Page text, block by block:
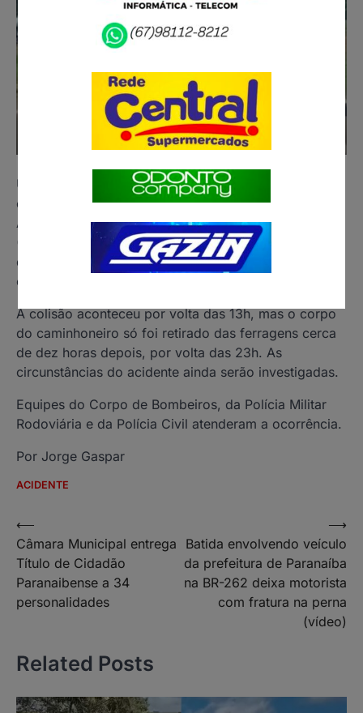
Um caminhoneiro morreu após uma carreta
carregada com bebidas capotar na MS-377, entre
Água Clara e Inocência, na tarde desta terça-feira
(30). No mesmo acidente, o motorista de um carro
de passeio sofreu ferimentos graves e foi
encaminhado para atendimento médico.
A colisão aconteceu por volta das 13h, mas o corpo
do caminhoneiro só foi retirado das ferragens cerca
de dez horas depois, por volta das 23h. As
circunstâncias do acidente ainda serão investigadas.
Equipes do Corpo de Bombeiros, da Polícia Militar
Rodoviária e da Polícia Civil atenderam a ocorrência.
Por Jorge Gaspar
ACIDENTE
Navegação
de
Post
⟵
Câmara Municipal entrega
Título de Cidadão
Paranaibense a 34
personalidades
Batida envolvendo veículo
da prefeitura de Paranaíba
na BR-262 deixa motorista
com fratura na perna
(vídeo)
⟶
Related Posts